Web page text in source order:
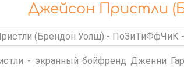
Джейсон Пристли
- экранный бойфренд Дженни